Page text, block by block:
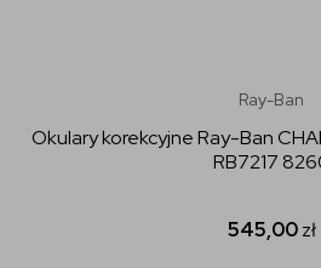
Ray-Ban
Okulary korekcyjne Ray-Ban
RB7217
545,00zł